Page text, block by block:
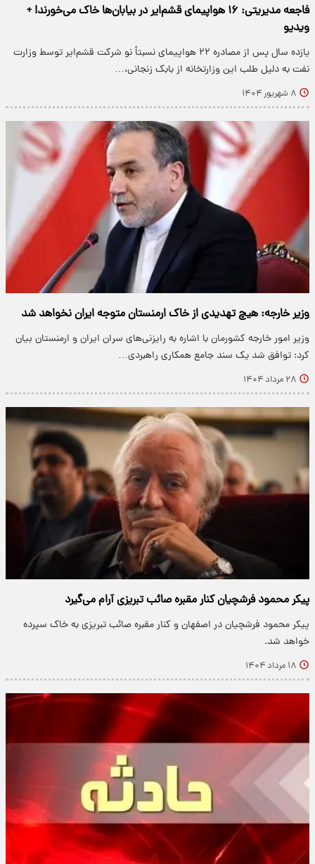
فاجعه مدیریتی: ۱۶ هواپیمای قشم‌ایر در بیابان‌ها خاک می‌خورند! +
ویدیو
یازده سال پس از مصادره ۲۲ هواپیمای نسبتاً نو شرکت قشم‌ایر توسط وزارت
نفت به دلیل طلب این وزارتخانه از بابک زنجانی،…
۸ شهریور ۱۴۰۴
وزیر خارجه: هیچ تهدیدی از خاک ارمنستان متوجه ایران نخواهد شد
وزیر امور خارجه کشورمان با اشاره به رایزنی‌های سران ایران و ارمنستان بیان
کرد: توافق شد یک سند جامع همکاری راهبردی…
۲۸ مرداد ۱۴۰۴
پیکر محمود فرشچیان کنار مقبره صائب تبریزی آرام می‌گیرد
پیکر محمود فرشچیان در اصفهان و کنار مقبره صائب تبریزی به خاک سپرده
خواهد شد.
۱۸ مرداد ۱۴۰۴